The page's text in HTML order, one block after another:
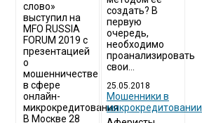
слово»
выступил на
MFO RUSSIA
FORUM 2019 с
презентацией
о
мошенничестве
в сфере
онлайн-
микрокредитования
В Москве 28
создать? В
первую
очередь,
необходимо
проанализировать
свои...
25.05.2018
Мошенники в
микрокредитовании